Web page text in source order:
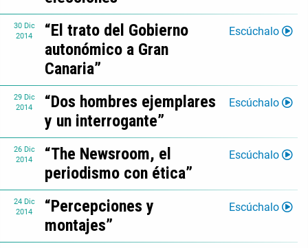
30 Dic
2014
“El trato del Gobierno
autonómico a Gran
Canaria”
Escúchalo
29 Dic
2014
“Dos hombres ejemplares
y un interrogante”
Escúchalo
26 Dic
2014
“The Newsroom, el
periodismo con ética”
Escúchalo
24 Dic
2014
“Percepciones y
montajes”
Escúchalo